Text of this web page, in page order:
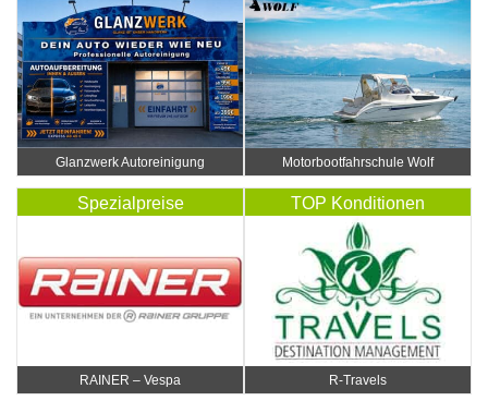
Glanzwerk Autoreinigung Motorbootfahrschule Wolf
Spezialpreise
RAINER – Vespa
TOP Konditionen
R-Travels